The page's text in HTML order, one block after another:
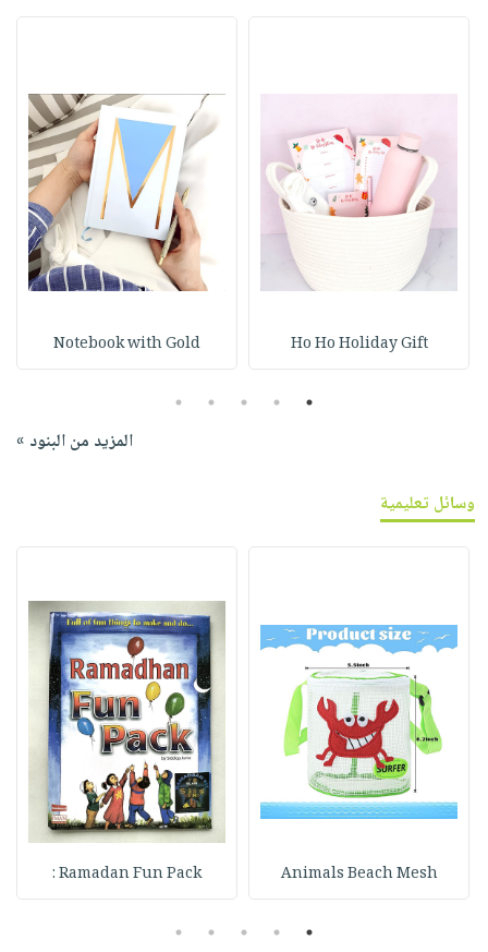
Ho Ho Holiday Gift
Notebook with Gold
1
2
3
4
5
المزيد من البنود »
وسائل تعليمية
Animals Beach Mesh
Ramadan Fun Pack :
1
2
3
4
5